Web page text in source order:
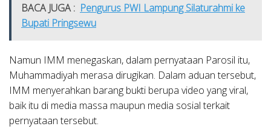
BACA JUGA : Pengurus PWI Lampung Silaturahmi ke
Bupati Pringsewu
Namun IMM menegaskan, dalam pernyataan Parosil itu,
Muhammadiyah merasa dirugikan. Dalam aduan tersebut,
IMM menyerahkan barang bukti berupa video yang viral,
baik itu di media massa maupun media sosial terkait
pernyataan tersebut.